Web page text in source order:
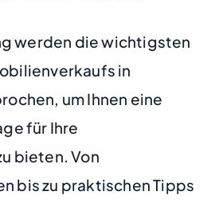
werden die wichtigsten
in
um Ihnen eine
für Ihre
bieten. Von
bis zu praktischen Tipps